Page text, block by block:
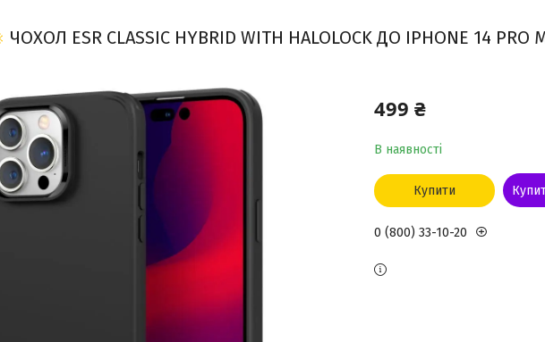
ЧОХОЛ ESR CLASSIC HYBRID WITH HALOLOCK ДО IPHONE 14 PRO
499 ₴
В наявності
Купити
0 (800) 33-10-20